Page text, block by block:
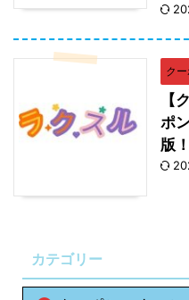
ク
【
ポ
版
カテゴリー